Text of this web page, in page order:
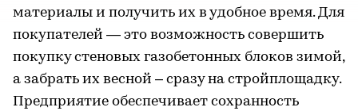
материалы и получить их в удобное время. Для
покупателей — это возможность совершить
покупку стеновых газобетонных блоков зимой,
а забрать их весной – сразу на стройплощадку.
Предприятие обеспечивает сохранность